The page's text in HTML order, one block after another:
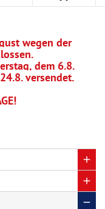
wegen der
dem 6.8.
versendet.
Anmelden